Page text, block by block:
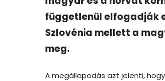
függetlenül elfogadják
Szlovénia mellett a
meg.
A megállapodás azt jelenti, hogy